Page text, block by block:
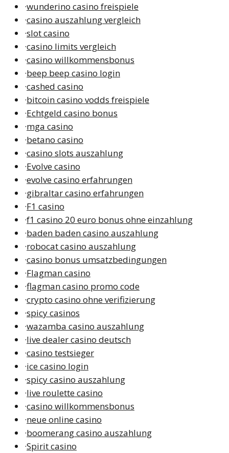
·wunderino casino freispiele
·casino auszahlung vergleich
·slot casino
·casino limits vergleich
·casino willkommensbonus
·beep beep casino login
·cashed casino
·bitcoin casino vodds freispiele
·Echtgeld casino bonus
·mga casino
·betano casino
·casino slots auszahlung
·Evolve casino
·evolve casino erfahrungen
·gibraltar casino erfahrungen
·F1 casino
·f1 casino 20 euro bonus ohne einzahlung
·baden baden casino auszahlung
·robocat casino auszahlung
·casino bonus umsatzbedingungen
·Flagman casino
·flagman casino promo code
·crypto casino ohne verifizierung
·spicy casinos
·wazamba casino auszahlung
·live dealer casino deutsch
·casino testsieger
·ice casino login
·spicy casino auszahlung
·live roulette casino
·casino willkommensbonus
·neue online casino
·boomerang casino auszahlung
·Spirit casino